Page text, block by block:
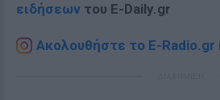
ειδήσεων του E-Daily.gr
Ακολουθήστε το E-Radio.gr